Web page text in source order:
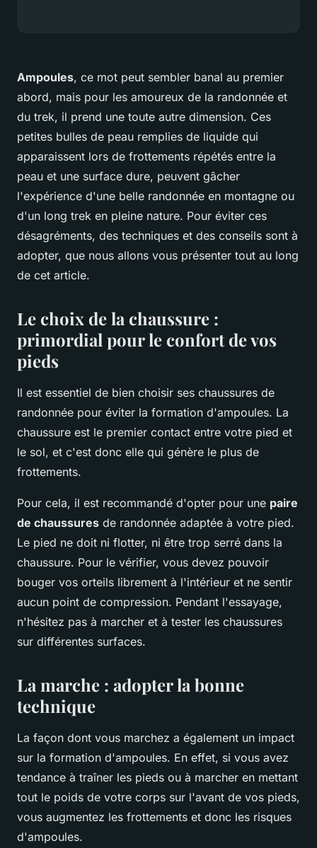
Ampoules, ce mot peut sembler banal au premier
abord, mais pour les amoureux de la randonnée et
du trek, il prend une toute autre dimension. Ces
petites bulles de peau remplies de liquide qui
apparaissent lors de frottements répétés entre la
peau et une surface dure, peuvent gâcher
l'expérience d'une belle randonnée en montagne ou
d'un long trek en pleine nature. Pour éviter ces
désagréments, des techniques et des conseils sont à
adopter, que nous allons vous présenter tout au long
de cet article.
Le choix de la chaussure :
primordial pour le confort de vos
pieds
Il est essentiel de bien choisir ses chaussures de
randonnée pour éviter la formation d'ampoules. La
chaussure est le premier contact entre votre pied et
le sol, et c'est donc elle qui génère le plus de
frottements.
Pour cela, il est recommandé d'opter pour une paire
de chaussures de randonnée adaptée à votre pied.
Le pied ne doit ni flotter, ni être trop serré dans la
chaussure. Pour le vérifier, vous devez pouvoir
bouger vos orteils librement à l'intérieur et ne sentir
aucun point de compression. Pendant l'essayage,
n'hésitez pas à marcher et à tester les chaussures
sur différentes surfaces.
La marche : adopter la bonne
technique
La façon dont vous marchez a également un impact
sur la formation d'ampoules. En effet, si vous avez
tendance à traîner les pieds ou à marcher en mettant
tout le poids de votre corps sur l'avant de vos pieds,
vous augmentez les frottements et donc les risques
d'ampoules.